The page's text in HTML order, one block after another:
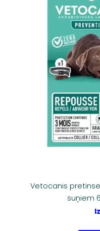
Vetocanis
suņiem